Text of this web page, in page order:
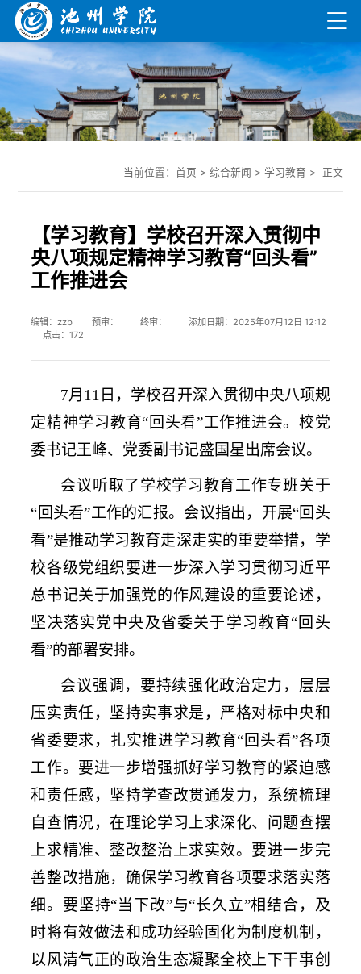
当前位置： 首页 > 综合新闻 > 学习教育 > 正文
【学习教育】学校召开深入贯彻中
央八项规定精神学习教育“回头看”
工作推进会
编辑：zzb 预审： 终审： 添加日期：2025年07月12日 12:12
点击：172
7月 11 日，学校召开深入贯彻中央八项规
定精神学习教育“ 回头看”工作推进会。 校党
委书记王峰、 党委副书记盛国星出席会议。
会议听取了学校学习教育工作专班关于
“ 回头看”工作的汇报。会议指出，开展“ 回头
看”是推动学习教育走深走实的重要举措，学
校各级党组织要进一步深入学习贯彻习近平
总书记关于加强党的作风建设的重要论述，
坚决落实党中央及省委关于学习教育“ 回头
看”的部署安排。
会议强调，要持续强化政治定力，层层
压实责任，坚持实事求是，严格对标中央和
省委要求，扎实推进学习教育“ 回头看”各项
工作。要进一步增强抓好学习教育的紧迫感
和责任感，坚持学查改贯通发力，系统梳理
自查情况，在理论学习上求深化、问题查摆
上求精准、整改整治上求实效。要进一步完
善整改措施，确保学习教育各项要求落实落
细。要坚持“当下改”与“长久立”相结合，及
时将有效做法和成功经验固化为制度机制，
以风清气正的政治生态凝聚全校上下干事创